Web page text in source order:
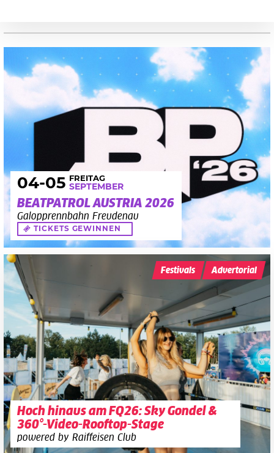
04-05 FREITAG
SEPTEMBER
BEATPATROL AUSTRIA 2026
Galopprennbahn Freudenau
TICKETS GEWINNEN
Hoch hinaus am FQ26: Sky Gondel &
360°-Video-Rooftop-Stage
powered by Raiffeisen Club
Festivals Advertorial